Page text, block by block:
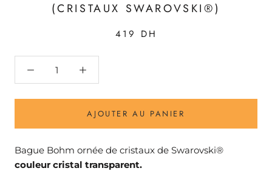
(CRISTAUX SWAROVSKI®)
419 DH
AJOUTER AU PANIER
Bague Bohm ornée de cristaux de Swarovski®
couleur cristal transparent.